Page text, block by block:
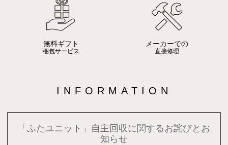
無料ギフト
梱包サービス
メーカーでの
直接修理
INFORMATION
「ふたユニット」自主回収に関するお詫びとお
知らせ